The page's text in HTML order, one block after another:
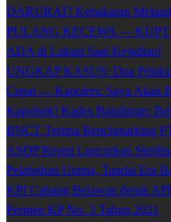
DARURAT! Kebakaran
PULANG KECEWA — KUPT
ADA di Lokasi Saat Kejadian!
UNGKAP KASUS: Dua
Cepat — Kapolres: Saya Akan
Kapolsek! Kades Batuliman:
BNCT Terima Benchmarking
ASDP Resmi Luncurkan
Pelabuhan Utama, Tandai Era
KPI Cabang Belawan desak
Permen KP No. 3 Tahun 2021